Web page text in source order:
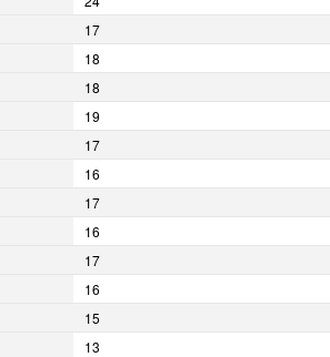
17
18
18
19
17
16
17
16
17
16
15
13